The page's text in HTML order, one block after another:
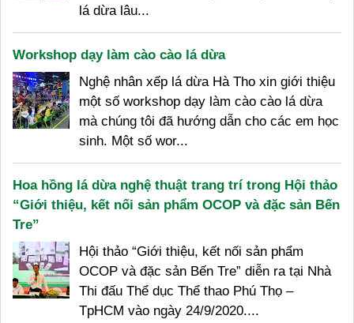
lá dừa lâu...
Workshop dạy làm cào cào lá dừa
Nghệ nhân xếp lá dừa Hà Tho xin giới thiệu
một số workshop dạy làm cào cào lá dừa
mà chúng tôi đã hướng dẫn cho các em học
sinh. Một số wor...
Hoa hồng lá dừa nghệ thuật trang trí trong Hội thảo
“Giới thiệu, kết nối sản phẩm OCOP và đặc sản Bến
Tre”
Hội thảo “Giới thiệu, kết nối sản phẩm
OCOP và đặc sản Bến Tre” diễn ra tại Nhà
Thi đấu Thể dục Thể thao Phú Thọ –
TpHCM vào ngày 24/9/2020....